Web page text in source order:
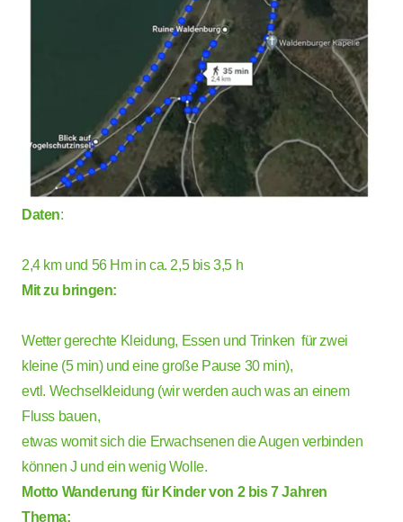
Daten:
2,4 km und 56 Hm in ca. 2,5 bis 3,5 h
Mit zu bringen:
Wetter gerechte Kleidung, Essen und Trinken für zwei
kleine (5 min) und eine große Pause 30 min),
evtl. Wechselkleidung (wir werden auch was an einem
Fluss bauen,
etwas womit sich die Erwachsenen die Augen verbinden
können J und ein wenig Wolle.
Motto Wanderung für Kinder von 2 bis 7 Jahren
Thema: